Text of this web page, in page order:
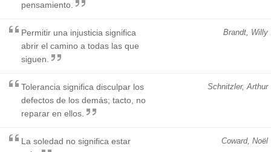
pensamiento.
Brandt, Willy
Permitir una injusticia significa
abrir el camino a todas las que
siguen.
Schnitzler, Arthur
Tolerancia significa disculpar los
defectos de los demás; tacto, no
reparar en ellos.
Coward, Noël
La soledad no significa estar